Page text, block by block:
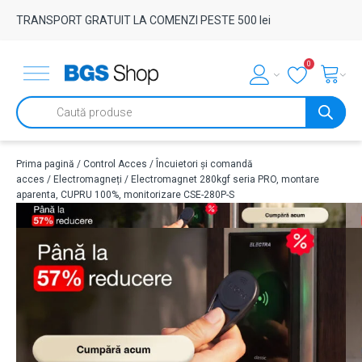
TRANSPORT GRATUIT LA COMENZI PESTE 500 lei
0
Products
search
Prima pagină / Control Acces / Încuietori și comandă
acces / Electromagneți / Electromagnet 280kgf seria PRO, montare
aparenta, CUPRU 100%, monitorizare CSE-280P-S